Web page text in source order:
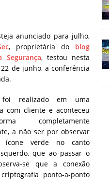
anunciado para julho,
, proprietária do blog
Segurança, testou nesta
de junho, a conferência
realizado em uma
com cliente e aconteceu
completamente
a não ser por observar
ícone verde no canto
que ao passar o
se que a conexão
ponto-a-ponto